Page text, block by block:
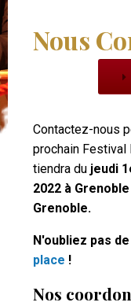
ici
Navigation
Nous
Contactez-nous
prochain Festival
tiendra du jeudi
2022 à
Grenoble.
N'oubliez pas de
place !
Nos